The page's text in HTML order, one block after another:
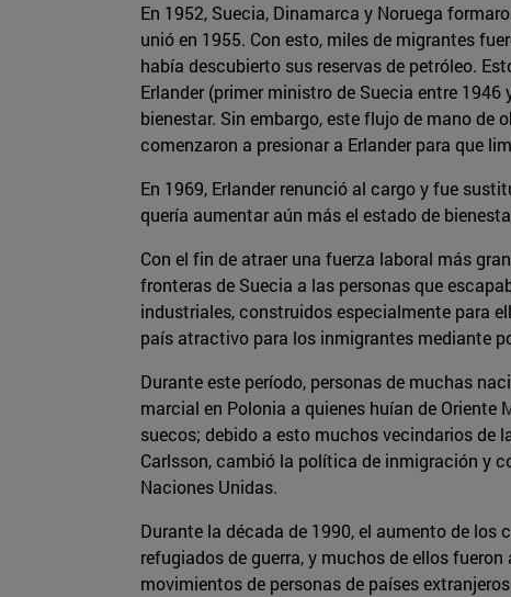
En 1952, Suecia, Dinamarca y Noruega
unió en 1955. Con esto, miles de migrantes
había descubierto sus reservas de petróleo.
Erlander (primer ministro de Suecia entre
bienestar. Sin embargo, este flujo de mano de
comenzaron a presionar a Erlander para que
En 1969, Erlander renunció al cargo y fue
quería aumentar aún más el estado de
Con el fin de atraer una fuerza laboral más
fronteras de Suecia a las personas que
industriales, construidos especialmente para
país atractivo para los inmigrantes mediante
Durante este período, personas de muchas
marcial en Polonia a quienes huían de
suecos; debido a esto muchos vecindarios de
Carlsson, cambió la política de inmigración y
Naciones Unidas.
Durante la década de 1990, el aumento de
refugiados de guerra, y muchos de ellos
movimientos de personas de países